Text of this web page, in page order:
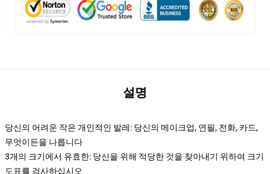
설명
당신의 어려운 작은 개인적인 발레: 당신의 메이크업, 연필, 전화, 카드,
무엇이든을 나릅니다
3개의 크기에서 유효한: 당신을 위해 적당한 것을 찾아내기 위하여 크기
도표를 검사하십시오